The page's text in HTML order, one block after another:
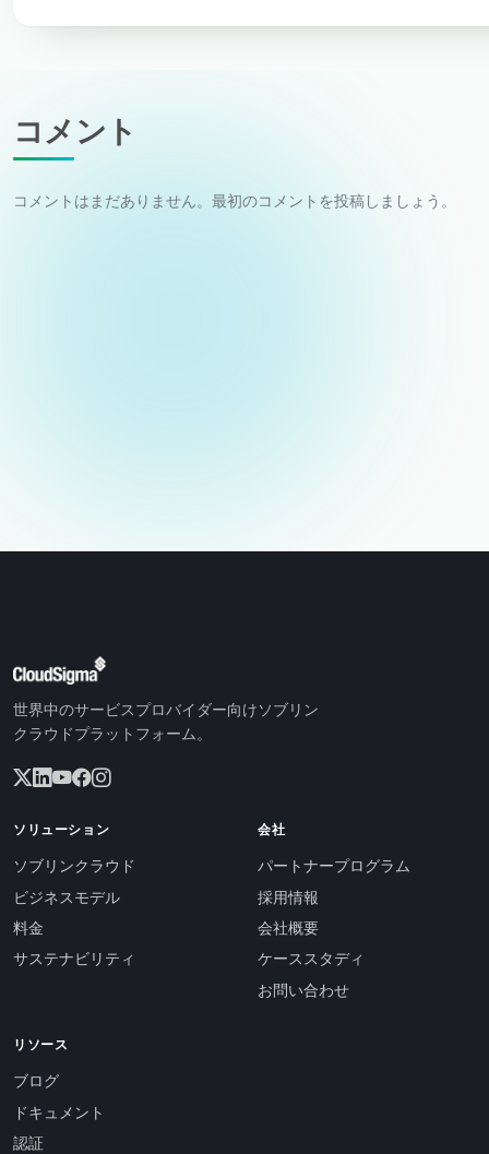
コメント
コメントはまだありません。最初のコメントを投稿しましょう。
世界中のサービスプロバイダー向けソブリン
クラウドプラットフォーム。
ソリューション
ソブリンクラウド
ビジネスモデル
料金
サステナビリティ
会社
パートナープログラム
採用情報
会社概要
ケーススタディ
お問い合わせ
リソース
ブログ
ドキュメント
認証